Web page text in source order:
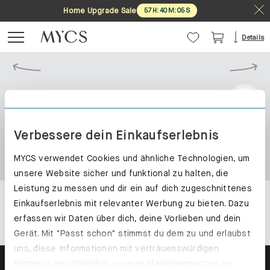
Verbessere dein Einkaufserlebnis
MYCS verwendet Cookies und ähnliche Technologien, um
unsere Website sicher und funktional zu halten, die
Leistung zu messen und dir ein auf dich zugeschnittenes
Einkaufserlebnis mit relevanter Werbung zu bieten. Dazu
erfassen wir Daten über dich, deine Vorlieben und dein
Gerät. Mit "Passt schon" stimmst du dem zu und erlaubst
uns, diese Informationen mit vertrauenswürdigen
Home Upgrade Sale 57 H:40M:04S
Details